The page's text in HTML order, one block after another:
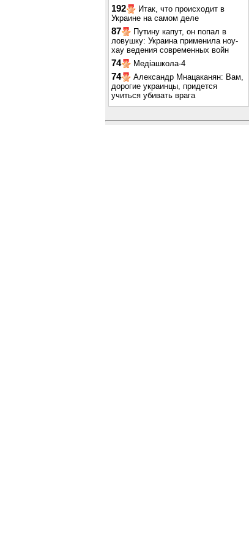
192
Итак, что происходит в
Украине на самом деле
87
Путину капут, он попал в
ловушку: Украина применила ноу-
хау ведения современных войн
74 Медіашкола-4
74
Александр Мнацаканян: Вам,
дорогие украинцы, придется
учиться убивать врага